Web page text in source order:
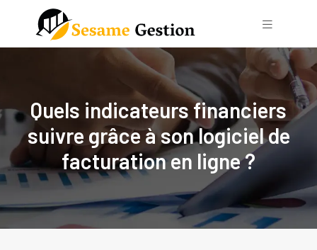
Quels indicateurs financiers
suivre grâce à son logiciel de
facturation en ligne ?